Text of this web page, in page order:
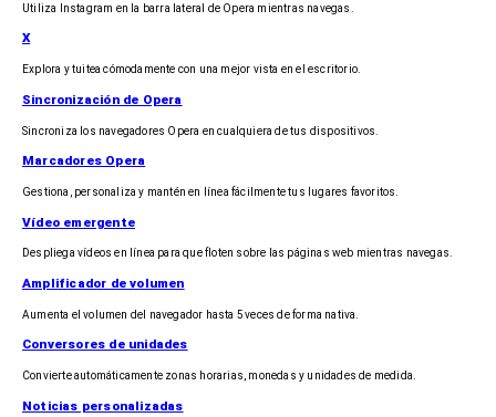
Utiliza Instagram en la barra lateral de Opera mientras navegas.
X
Explora y tuitea cómodamente con una mejor vista en el escritorio.
Sincronización de Opera
Sincroniza los navegadores Opera en cualquiera de tus dispositivos.
Marcadores Opera
Gestiona, personaliza y mantén en línea fácilmente tus lugares favoritos.
Vídeo emergente
Despliega vídeos en línea para que floten sobre las páginas web mientras navegas.
Amplificador de volumen
Aumenta el volumen del navegador hasta 5 veces de forma nativa.
Conversores de unidades
Convierte automáticamente zonas horarias, monedas y unidades de medida.
Noticias personalizadas